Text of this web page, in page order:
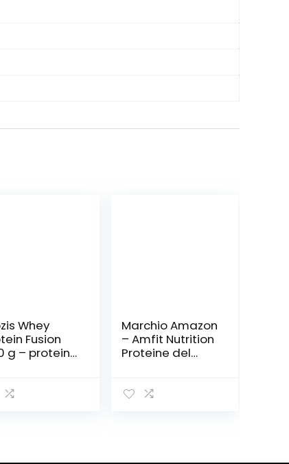
Whey
Fusion
g – proteine
multi
Marchio Amazon
– Amfit Nutrition
Proteine del
Cioccolato